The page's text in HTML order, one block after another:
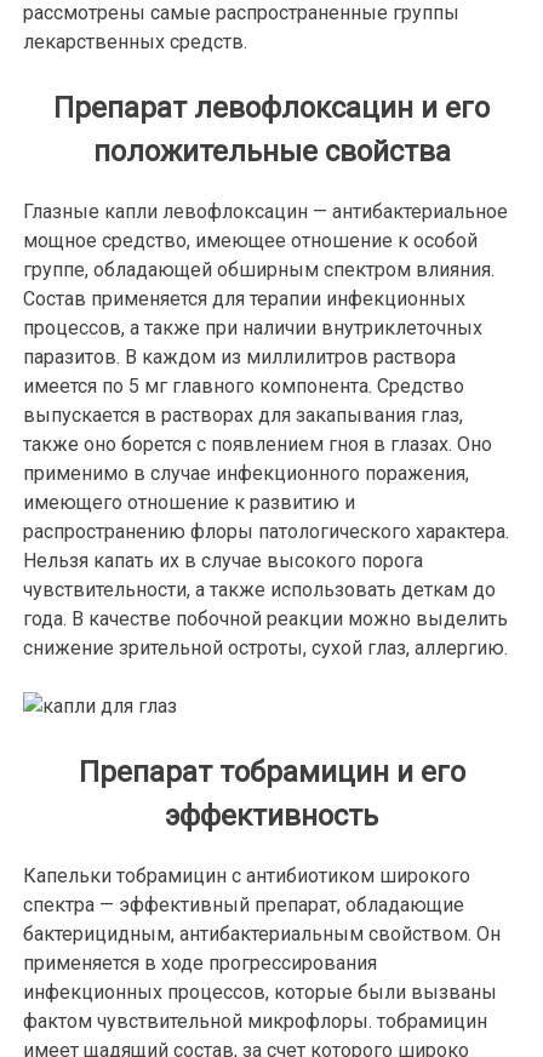
рассмотрены самые распространенные группы
лекарственных средств.
Препарат левофлоксацин и его
положительные свойства
Глазные капли левофлоксацин — антибактериальное
мощное средство, имеющее отношение к особой
группе, обладающей обширным спектром влияния.
Состав применяется для терапии инфекционных
процессов, а также при наличии внутриклеточных
паразитов. В каждом из миллилитров раствора
имеется по 5 мг главного компонента. Средство
выпускается в растворах для закапывания глаз,
также оно борется с появлением гноя в глазах. Оно
применимо в случае инфекционного поражения,
имеющего отношение к развитию и
распространению флоры патологического характера.
Нельзя капать их в случае высокого порога
чувствительности, а также использовать деткам до
года. В качестве побочной реакции можно выделить
снижение зрительной остроты, сухой глаз, аллергию.
Препарат тобрамицин и его
эффективность
Капельки тобрамицин с антибиотиком широкого
спектра — эффективный препарат, обладающие
бактерицидным, антибактериальным свойством. Он
применяется в ходе прогрессирования
инфекционных процессов, которые были вызваны
фактом чувствительной микрофлоры. тобрамицин
имеет щадящий состав, за счет которого широко